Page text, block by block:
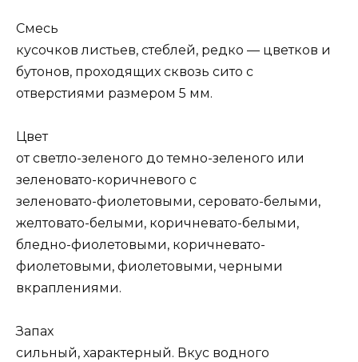
Смесь
кусочков листьев, стеблей, редко — цветков и
бутонов, проходящих сквозь сито с
отверстиями размером 5 мм.
Цвет
от светло-зеленого до темно-зеленого или
зеленовато-коричневого с
зеленовато-фиолетовыми, серовато-белыми,
желтовато-белыми, коричневато-белыми,
бледно-фиолетовыми, коричневато-
фиолетовыми, фиолетовыми, черными
вкраплениями.
Запах
сильный, характерный. Вкус водного